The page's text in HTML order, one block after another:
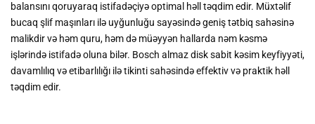
balansını qoruyaraq istifadəçiyə optimal həll təqdim edir. Müxtəlif
bucaq şlif maşınları ilə uyğunluğu sayəsində geniş tətbiq sahəsinə
malikdir və həm quru, həm də müəyyən hallarda nəm kəsmə
işlərində istifadə oluna bilər. Bosch almaz disk sabit kəsim keyfiyyəti,
davamlılıq və etibarlılığı ilə tikinti sahəsində effektiv və praktik həll
təqdim edir.